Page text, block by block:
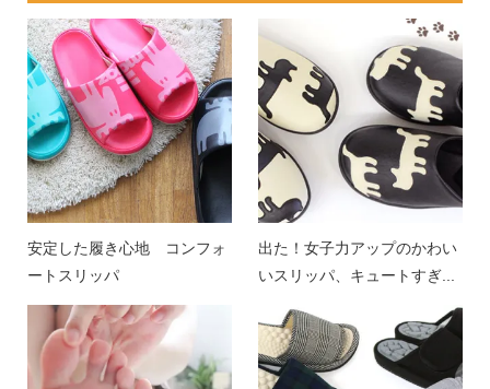
安定した履き心地 コンフォ
ートスリッパ
出た！女子力アップのかわい
いスリッパ、キュートすぎ...